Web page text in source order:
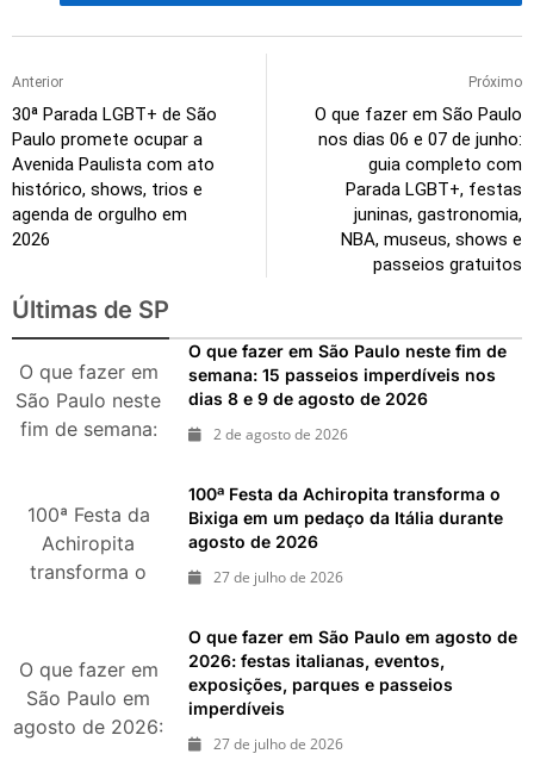
Anterior
30ª Parada LGBT+ de São
Paulo promete ocupar a
Avenida Paulista com ato
histórico, shows, trios e
agenda de orgulho em
2026
Próximo
O que fazer em São Paulo
nos dias 06 e 07 de junho:
guia completo com
Parada LGBT+, festas
juninas, gastronomia,
NBA, museus, shows e
passeios gratuitos
Últimas de SP
O que fazer em
São Paulo neste
fim de semana:
dias 8 e 9 de
agosto de 2026
O que fazer em São Paulo neste fim de
semana: 15 passeios imperdíveis nos
dias 8 e 9 de agosto de 2026
2 de agosto de 2026
100ª Festa da
Achiropita
transforma o
durante agosto
de 2026
100ª Festa da Achiropita transforma o
Bixiga em um pedaço da Itália durante
agosto de 2026
27 de julho de 2026
O que fazer em
São Paulo em
agosto de 2026:
O que fazer em São Paulo em agosto de
2026: festas italianas, eventos,
exposições, parques e passeios
imperdíveis
27 de julho de 2026